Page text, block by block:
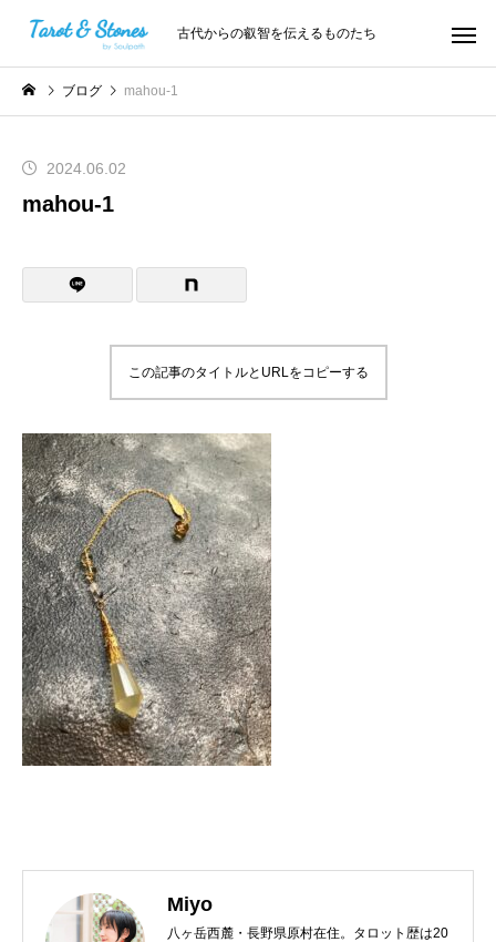
古代からの叡智を伝えるものたち
ブログ mahou-1
2024.06.02
mahou-1
この記事のタイトルとURLをコピーする
Miyo
八ヶ岳西麓・長野県原村在住。タロット歴は20